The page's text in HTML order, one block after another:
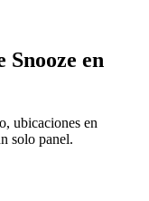
en
ubicaciones en
solo panel.